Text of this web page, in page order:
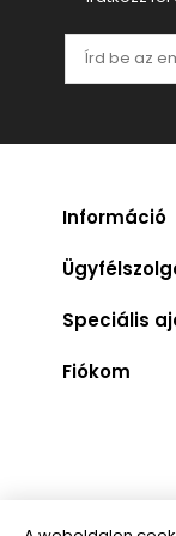
Információ
Speciális
Fiókom